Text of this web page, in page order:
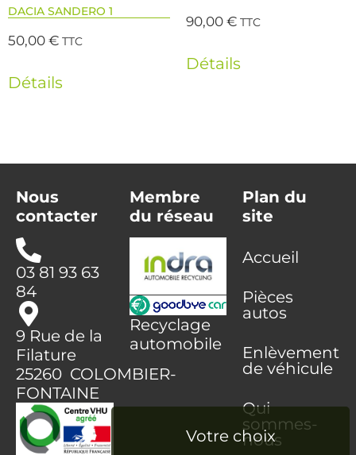
DACIA SANDERO 1
50,00€ TTC
Détails
90,00€ TTC
Détails
Nous
contacter
03 81 93 63
84
9 Rue de la
Filature
25260 COLOMBIER-
FONTAINE
Membre
du réseau
Recyclage
automobile
Plan du
site
Accueil
Pièces
autos
Enlèvement
de véhicule
Qui
sommes-
nous